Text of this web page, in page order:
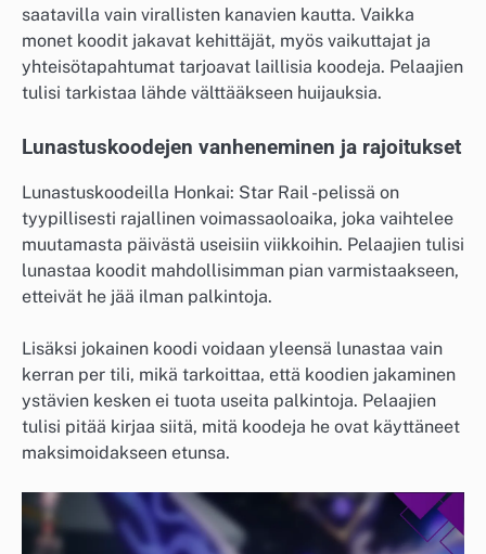
saatavilla vain virallisten kanavien kautta. Vaikka
monet koodit jakavat kehittäjät, myös vaikuttajat ja
yhteisötapahtumat tarjoavat laillisia koodeja. Pelaajien
tulisi tarkistaa lähde välttääkseen huijauksia.
Lunastuskoodejen vanheneminen ja rajoitukset
Lunastuskoodeilla Honkai: Star Rail -pelissä on
tyypillisesti rajallinen voimassaoloaika, joka vaihtelee
muutamasta päivästä useisiin viikkoihin. Pelaajien tulisi
lunastaa koodit mahdollisimman pian varmistaakseen,
etteivät he jää ilman palkintoja.
Lisäksi jokainen koodi voidaan yleensä lunastaa vain
kerran per tili, mikä tarkoittaa, että koodien jakaminen
ystävien kesken ei tuota useita palkintoja. Pelaajien
tulisi pitää kirjaa siitä, mitä koodeja he ovat käyttäneet
maksimoidakseen etunsa.